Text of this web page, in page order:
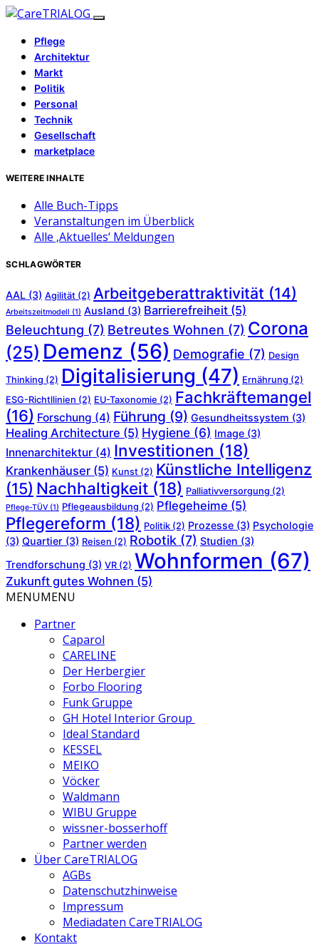
Pflege
Architektur
Markt
Politik
Personal
Technik
Gesellschaft
marketplace
WEITERE INHALTE
Alle Buch-Tipps
Veranstaltungen im Überblick
Alle ‚Aktuelles‘ Meldungen
SCHLAGWÖRTER
AAL (3) Agilität (2) Arbeitgeberattraktivität (14)
Arbeitszeitmodell (1) Ausland (3) Barrierefreiheit (5)
Beleuchtung (7) Betreutes Wohnen (7) Corona
(25) Demenz (56) Demografie (7) Design
Thinking (2) Digitalisierung (47) Ernährung (2)
ESG-Richtllinien (2) EU-Taxonomie (2) Fachkräftemangel
(16) Forschung (4) Führung (9) Gesundheitssystem (3)
Healing Architecture (5) Hygiene (6) Image (3)
Innenarchitektur (4) Investitionen (18)
Krankenhäuser (5) Kunst (2) Künstliche Intelligenz
(15) Nachhaltigkeit (18) Palliativversorgung (2)
Pflege-TÜV (1) Pflegeausbildung (2) Pflegeheime (5)
Pflegereform (18) Politik (2) Prozesse (3) Psychologie
(3) Quartier (3) Reisen (2) Robotik (7) Studien (3)
Trendforschung (3) VR (2) Wohnformen (67)
Zukunft gutes Wohnen (5)
MENUMENU
Partner
Caparol
CARELINE
Der Herbergier
Forbo Flooring
Funk Gruppe
GH Hotel Interior Group
Ideal Standard
KESSEL
MEIKO
Vöcker
Waldmann
WIBU Gruppe
wissner-bosserhoff
Partner werden
Über CareTRIALOG
AGBs
Datenschutzhinweise
Impressum
Mediadaten CareTRIALOG
Kontakt